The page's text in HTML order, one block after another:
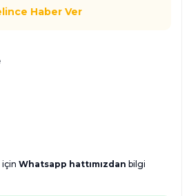
Haber Ver
için Whatsapp hattımızdan bilgi